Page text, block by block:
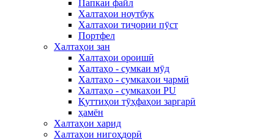
Папкаи файл
Халтаҳои ноутбук
Халтаҳои тиҷории пӯст
Портфел
Халтаҳои зан
Халтаҳои ороишӣ
Халтаҳо - сумкаи мӯд
Халтаҳо - сумкаҳои чармӣ
Халтаҳо - сумкаҳои PU
Қуттиҳои тӯҳфаҳои заргарӣ
ҳамён
Халтаҳои харид
Халтаҳои нигоҳдорӣ